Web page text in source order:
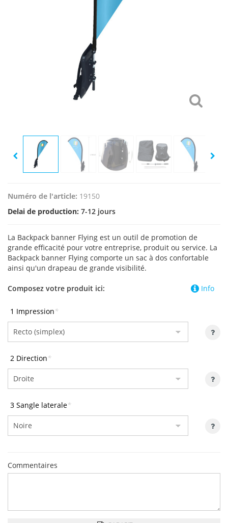
Numéro de l'article: 19150
Delai de production: 7-12 jours
La Backpack banner Flying est un outil de promotion de
grande efficacité pour votre entreprise, produit ou service. La
Backpack banner Flying comporte un sac à dos confortable
ainsi qu'un drapeau de grande visibilité.
Info
Composez votre produit ici:
1 Impression*
2 Direction*
3 Sangle laterale*
Commentaires